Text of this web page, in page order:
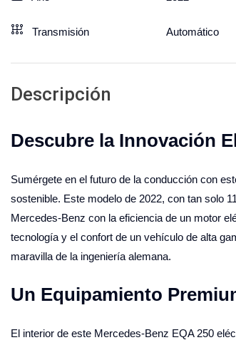
Transmisión Automático
Descripción
Descubre la Innovación
Sumérgete en el futuro de la conducción con
sostenible. Este modelo de 2022, con tan solo
Mercedes-Benz con la eficiencia de un motor
tecnología y el confort de un vehículo de alta
maravilla de la ingeniería alemana.
Un Equipamiento
El interior de este Mercedes-Benz EQA 250